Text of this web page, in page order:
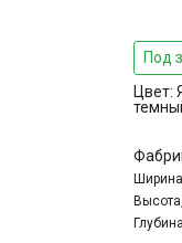
Под
Цвет: